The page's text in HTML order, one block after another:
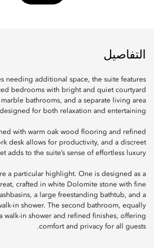
التفاصيل
needing additional space, the suite features
bedrooms with bright and quiet courtyard
bathrooms, and a separate living area
designed for both relaxation and entertaining.
with warm oak wood flooring and refined
desk allows for productivity, and a discreet
adds to the suite’s sense of effortless luxury.
a particular highlight. One is designed as a
crafted in white Dolomite stone with fine
a large freestanding bathtub, and a
in shower. The second bathroom, equally
walk-in shower and refined finishes, offering
comfort and privacy for all guests.